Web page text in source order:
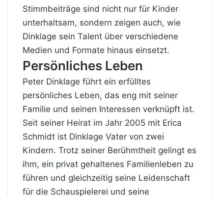
Stimmbeiträge sind nicht nur für Kinder
unterhaltsam, sondern zeigen auch, wie
Dinklage sein Talent über verschiedene
Medien und Formate hinaus einsetzt.
Persönliches Leben
Peter Dinklage führt ein erfülltes
persönliches Leben, das eng mit seiner
Familie und seinen Interessen verknüpft ist.
Seit seiner Heirat im Jahr 2005 mit Erica
Schmidt ist Dinklage Vater von zwei
Kindern. Trotz seiner Berühmtheit gelingt es
ihm, ein privat gehaltenes Familienleben zu
führen und gleichzeitig seine Leidenschaft
für die Schauspielerei und seine